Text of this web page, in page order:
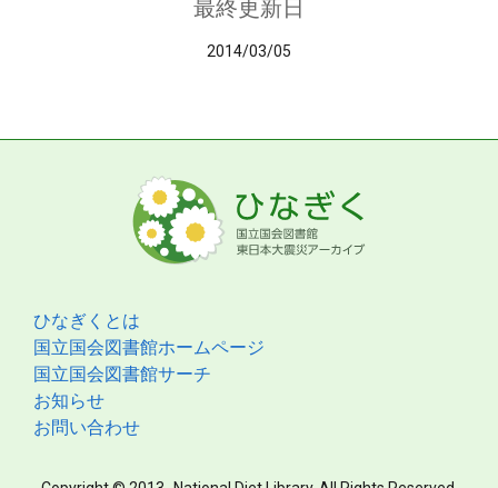
最終更新日
2014/03/05
ひなぎくとは
国立国会図書館ホームページ
国立国会図書館サーチ
お知らせ
お問い合わせ